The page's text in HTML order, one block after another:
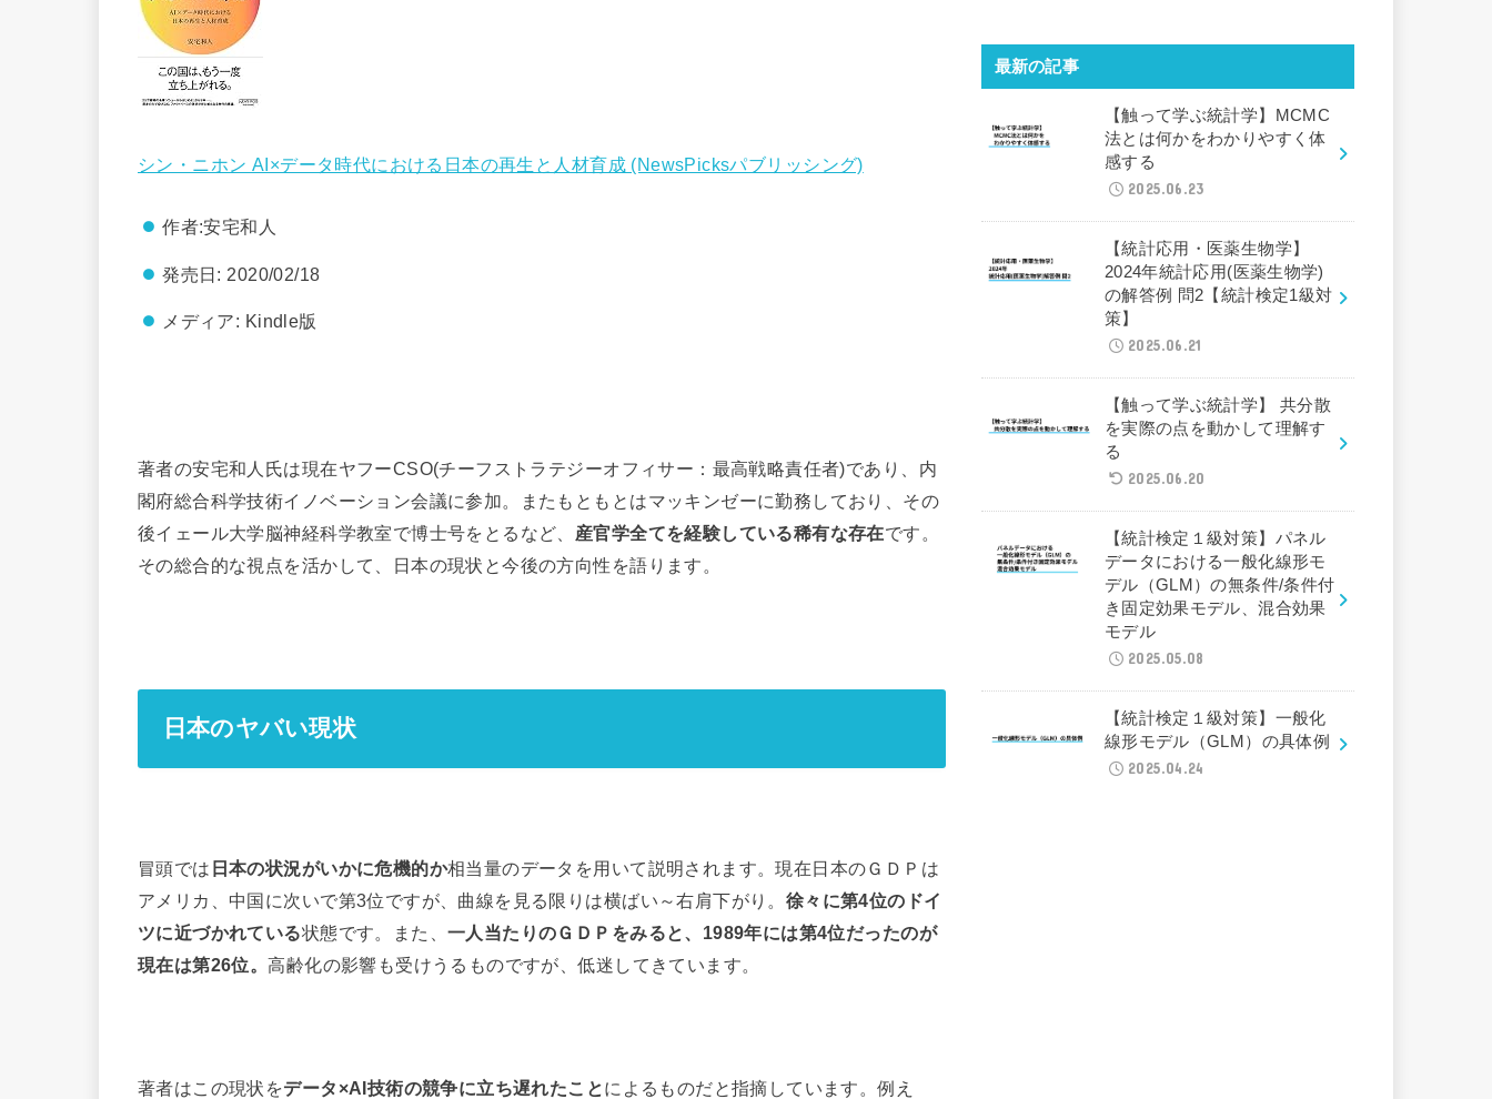
シン・ニホン AI×データ時代における日本の再生と人材育成 (NewsPicksパブリッシング)
作者:安宅和人
発売日: 2020/02/18
メディア: Kindle版
著者の安宅和人氏は現在ヤフーCSO(チーフストラテジーオフィサー：最高戦略責任者)であり、内
閣府総合科学技術イノベーション会議に参加。またもともとはマッキンゼーに勤務しており、その
後イェール大学脳神経科学教室で博士号をとるなど、 産官学全てを経験している稀有な存在です。
その総合的な視点を活かして、日本の現状と今後の方向性を語ります。
日本のヤバい現状
冒頭では 日本の状況がいかに危機的か相当量のデータを用いて説明されます。現在日本のＧＤＰは
アメリカ、中国に次いで第3位ですが、曲線を見る限りは横ばい～右肩下がり。 徐々に第4位のドイ
ツに近づかれている状態です。また、一人当たりのＧＤＰをみると、1989年には第4位だったのが
現在は第26位。高齢化の影響も受けうるものですが、低迷してきています。
著者はこの現状をデータ×AI技術の競争に立ち遅れたことによるものだと指摘しています。例え
最新の記事
【触って学ぶ統計学】MCMC
法とは何かをわかりやすく体
感する
2025.06.23
【統計応用・医薬生物学】
2024年統計応用(医薬生物学)
の解答例 問2【統計検定1級対
策】
2025.06.21
【触って学ぶ統計学】 共分散
を実際の点を動かして理解す
る
2025.06.20
【統計検定１級対策】パネル
データにおける一般化線形モ
デル（GLM）の無条件/条件付
き固定効果モデル、混合効果
モデル
2025.05.08
【統計検定１級対策】一般化
線形モデル（GLM）の具体例
2025.04.24